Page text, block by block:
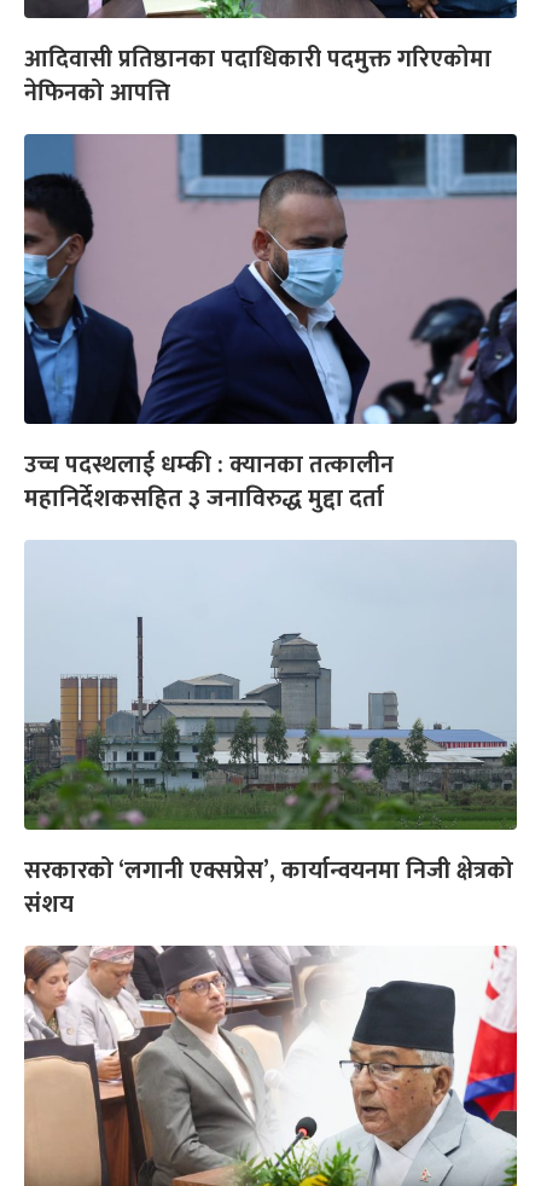
आदिवासी प्रतिष्ठानका पदाधिकारी पदमुक्त गरिएकोमा
नेफिनको आपत्ति
उच्च पदस्थलाई धम्की : क्यानका तत्कालीन
महानिर्देशकसहित ३ जनाविरुद्ध मुद्दा दर्ता
सरकारको ‘लगानी एक्सप्रेस’, कार्यान्वयनमा निजी क्षेत्रको
संशय